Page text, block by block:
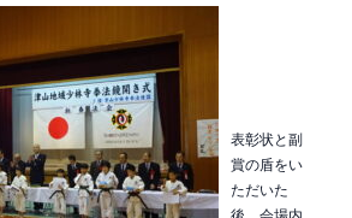
表彰状と副
賞の盾をい
ただいた
後、会場内